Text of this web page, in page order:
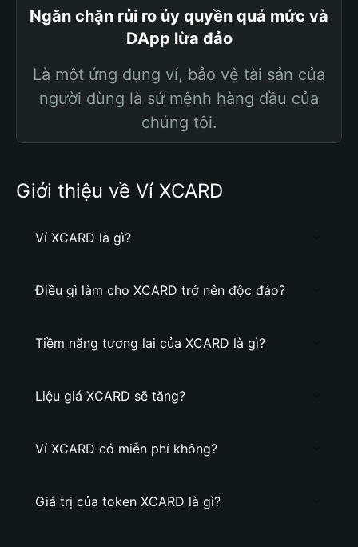
Ngăn chặn rủi ro ủy quyền quá mức và
DApp lừa đảo
Là một ứng dụng ví, bảo vệ tài sản của
người dùng là sứ mệnh hàng đầu của
chúng tôi.
Giới thiệu về Ví XCARD
Ví XCARD là gì?
Điều gì làm cho XCARD trở nên độc đáo?
Tiềm năng tương lai của XCARD là gì?
Liệu giá XCARD sẽ tăng?
Ví XCARD có miễn phí không?
Giá trị của token XCARD là gì?